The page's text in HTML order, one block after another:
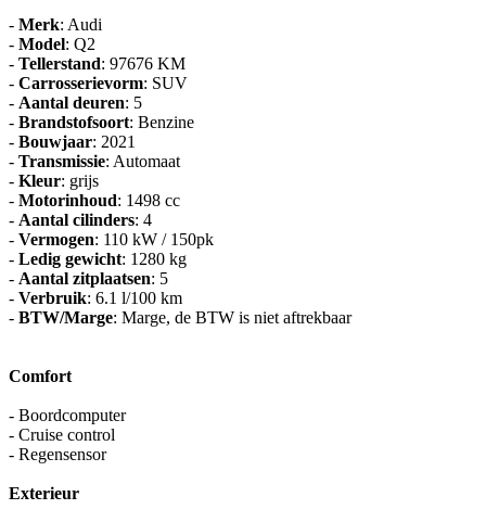
- Merk: Audi
- Model: Q2
- Tellerstand: 97676 KM
- Carrosserievorm: SUV
- Aantal deuren: 5
- Brandstofsoort: Benzine
- Bouwjaar: 2021
- Transmissie: Automaat
- Kleur: grijs
- Motorinhoud: 1498 cc
- Aantal cilinders: 4
- Vermogen: 110 kW / 150pk
- Ledig gewicht: 1280 kg
- Aantal zitplaatsen: 5
- Verbruik: 6.1 l/100 km
- BTW/Marge: Marge, de BTW is niet aftrekbaar
Comfort
- Boordcomputer
- Cruise control
- Regensensor
Exterieur